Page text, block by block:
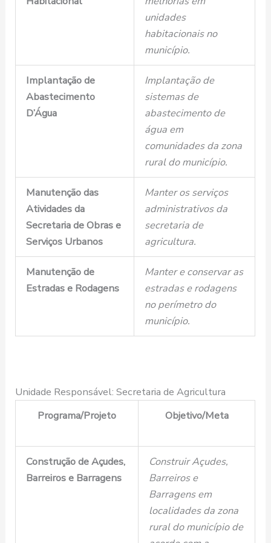
unidades
habitacionais no
município.
Implantação de
Abastecimento
D’Água
Implantação de
sistemas de
abastecimento de
água em
comunidades da zona
rural do município.
Manutenção das
Atividades da
Secretaria de Obras e
Serviços Urbanos
Manter os serviços
administrativos da
secretaria de
agricultura.
Manutenção de
Estradas e Rodagens
Manter e conservar as
estradas e rodagens
no perímetro do
município.
Unidade Responsável: Secretaria de Agricultura
Programa/Projeto
Objetivo/Meta
Construção de Açudes,
Barreiros e Barragens
Construir Açudes,
Barreiros e
Barragens em
localidades da zona
rural do município de